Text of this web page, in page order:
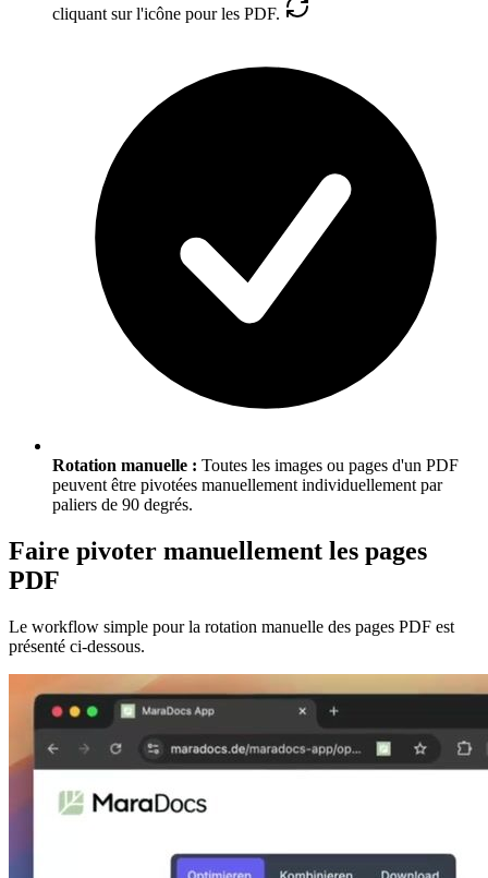
cliquant sur l'icône pour les PDF.
Rotation manuelle : Toutes les images ou pages d'un PDF
peuvent être pivotées manuellement individuellement par
paliers de 90 degrés.
Faire pivoter manuellement les pages
PDF
Le workflow simple pour la rotation manuelle des pages PDF est
présenté ci-dessous.